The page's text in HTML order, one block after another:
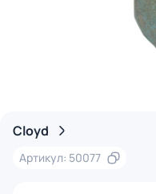
Cloyd
Артикул: 50077